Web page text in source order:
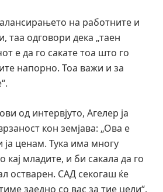
на работните и
таа одговори дека „таен
е да го сакате тоа што го
напорно. Тоа важи и за
од интервјуто, Агелер ја
кон земјава: „Ова е
ја ценам. Тука има многу
кај младите, и би сакала да го
остварен. САД секогаш ќе
заедно со вас за тие цели“.